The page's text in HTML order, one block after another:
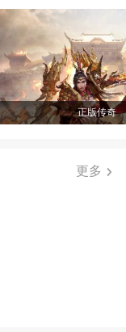
正版传奇
更多